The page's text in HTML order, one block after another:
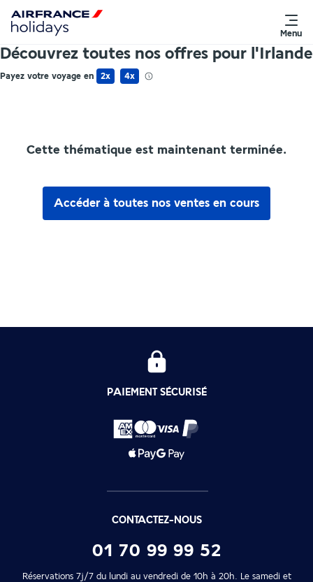
Menu
Découvrez toutes nos offres pour l'Irlande
Payez votre voyage en 2x 4x
Cette thématique est maintenant terminée.
Accéder à toutes nos ventes en cours
PAIEMENT SÉCURISÉ
CONTACTEZ-NOUS
01 70 99 99 52
Réservations 7j/7 du lundi au vendredi de 10h à 20h. Le samedi et